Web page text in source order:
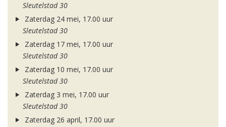
Sleutelstad 30
Zaterdag 24 mei, 17.00 uur
Sleutelstad 30
Zaterdag 17 mei, 17.00 uur
Sleutelstad 30
Zaterdag 10 mei, 17.00 uur
Sleutelstad 30
Zaterdag 3 mei, 17.00 uur
Sleutelstad 30
Zaterdag 26 april, 17.00 uur